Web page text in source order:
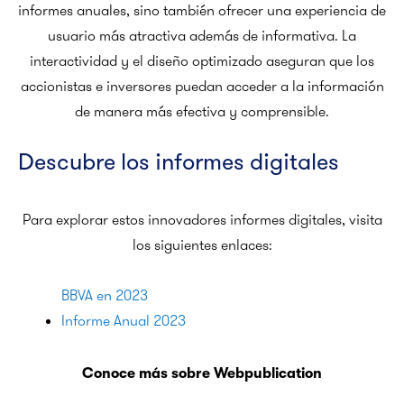
informes anuales, sino también ofrecer una experiencia de
usuario más atractiva además de informativa. La
interactividad y el diseño optimizado aseguran que los
accionistas e inversores puedan acceder a la información
de manera más efectiva y comprensible.
Descubre los informes digitales
Para explorar estos innovadores informes digitales, visita
los siguientes enlaces:
BBVA en 2023
Informe Anual 2023
Conoce más sobre Webpublication